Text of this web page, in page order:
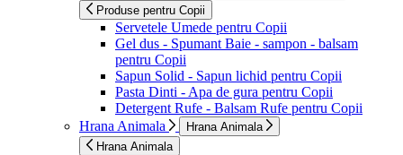
Produse pentru Copii
Servetele Umede pentru Copii
Gel dus - Spumant Baie - sampon - balsam
pentru Copii
Sapun Solid - Sapun lichid pentru Copii
Pasta Dinti - Apa de gura pentru Copii
Detergent Rufe - Balsam Rufe pentru Copii
Hrana Animala
Hrana Animala
Hrana Animala